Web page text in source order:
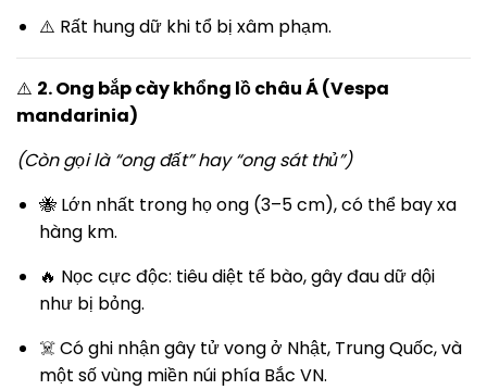
⚠️ Rất hung dữ khi tổ bị xâm phạm.
⚠️ 2. Ong bắp cày khổng lồ châu Á (Vespa
mandarinia)
(Còn gọi là “ong đất” hay “ong sát thủ”)
🐝 Lớn nhất trong họ ong (3–5 cm), có thể bay xa
hàng km.
🔥 Nọc cực độc: tiêu diệt tế bào, gây đau dữ dội
như bị bỏng.
☠️ Có ghi nhận gây tử vong ở Nhật, Trung Quốc, và
một số vùng miền núi phía Bắc VN.